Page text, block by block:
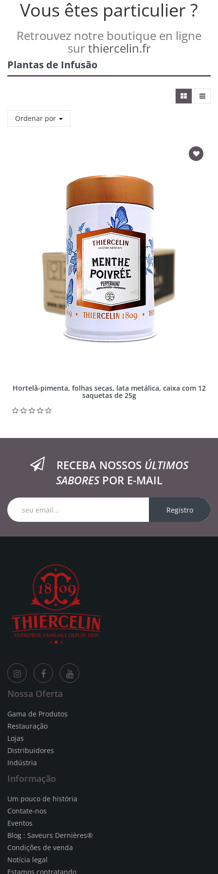
Vous êtes particulier ?
Retrouvez notre boutique en ligne
surthiercelin.fr
Plantas de Infusão
Ordenar por
Hortelã-pimenta, folhas secas, lata metálica, caixa com 12
saquetas de 25g
RECEBA NOSSOS ÚLTIMOS
SABORESPOR E-MAIL
Registro
Nossa Oferta
Gama de Produtos
Restauração
Lojas
Distribuidores
Indústria
Informação
Um pouco de história
Contate-nos
Eventos
Blog : Saveurs Dernières®
Condições de venda
Notícia legal
Estamos contratando